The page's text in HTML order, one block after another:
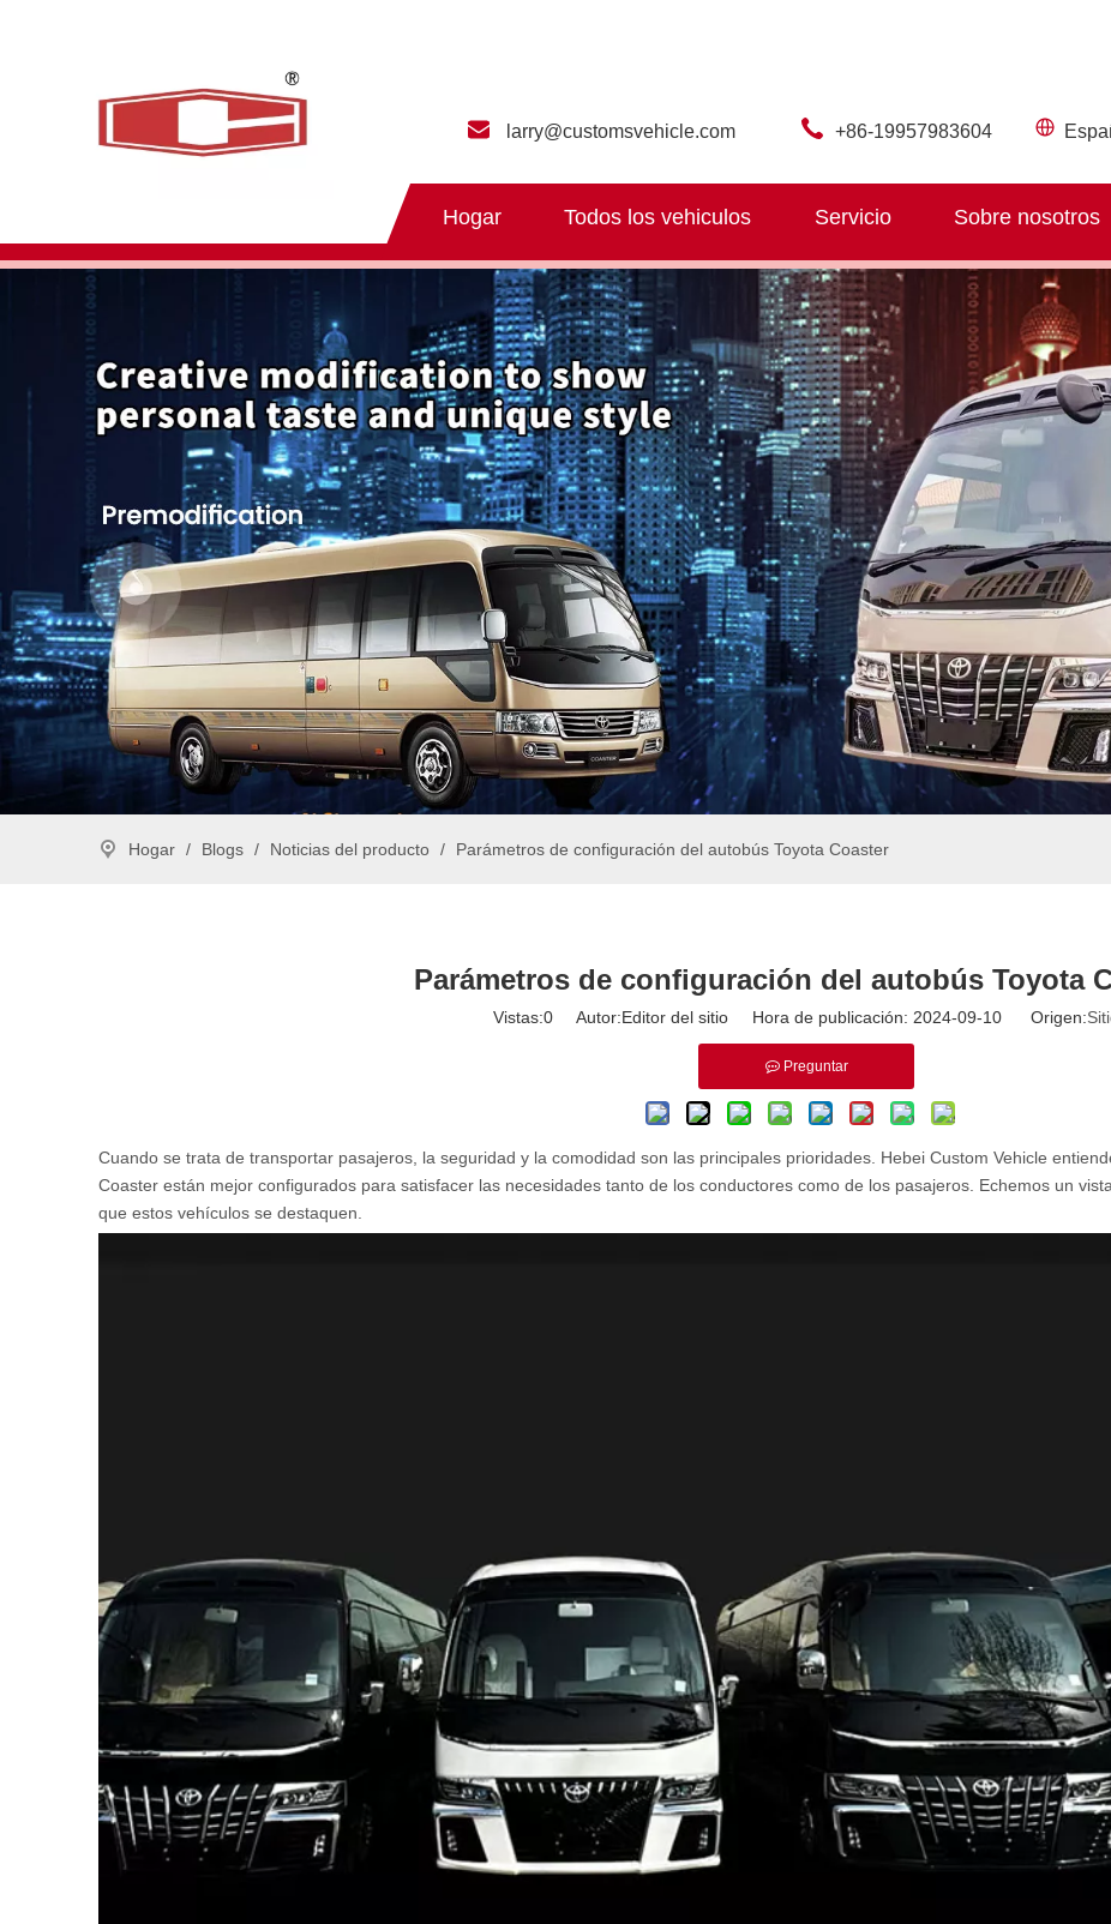
larry@customsvehicle.com +86-19957983604
Hogar Todos los vehiculos Servicio Sobre nosotros
Hogar / Blogs / Noticias del producto / Parámetros de configuración del autobús Toyota Coaster
Parámetros de configuración del autobús Toyota
Vistas:0 Autor:Editor del sitio Hora de publicación: 2024-09-10 Origen:
Preguntar
Cuando se trata de transportar pasajeros, la seguridad y la comodidad son las principales prioridades. Hebei Custom Vehicle
Coaster están mejor configurados para satisfacer las necesidades tanto de los conductores como de los pasajeros. Echemos un
que estos vehículos se destaquen.